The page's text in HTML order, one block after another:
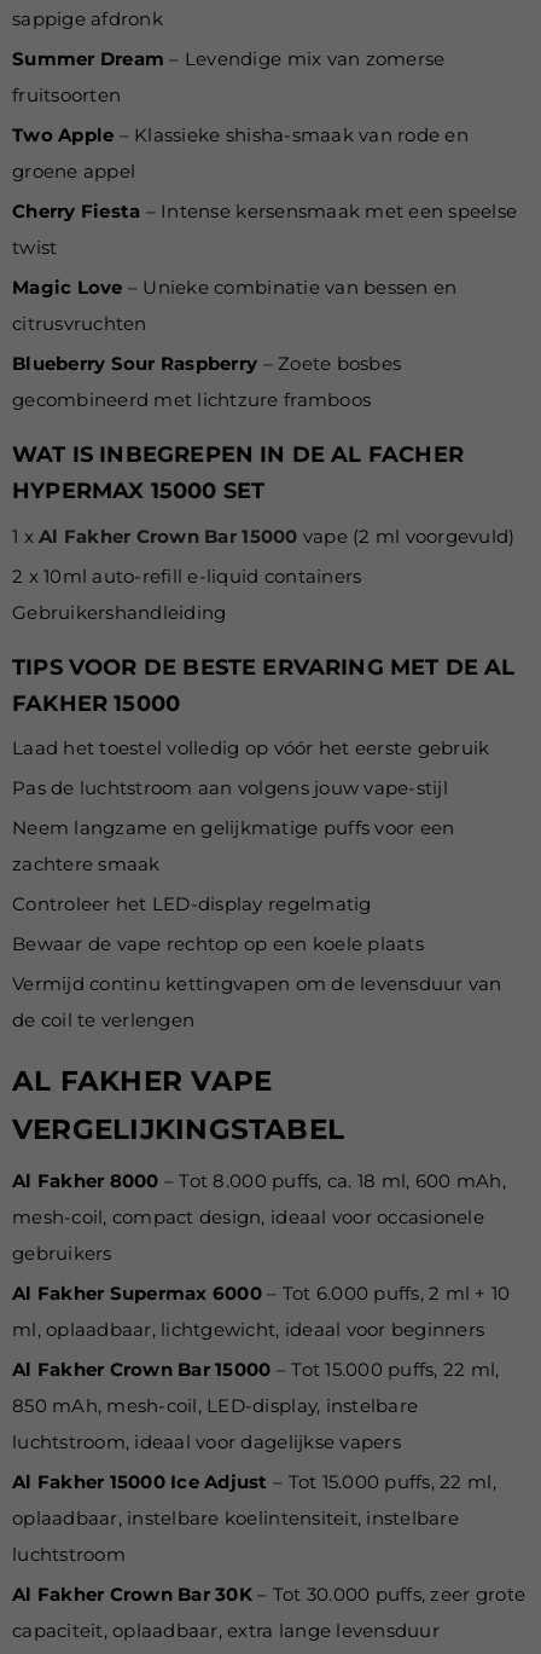
sappige afdronk
Summer Dream – Levendige mix van zomerse
fruitsoorten
Two Apple – Klassieke shisha-smaak van rode en
groene appel
Cherry Fiesta – Intense kersensmaak met een speelse
twist
Magic Love – Unieke combinatie van bessen en
citrusvruchten
Blueberry Sour Raspberry – Zoete bosbes
gecombineerd met lichtzure framboos
WAT IS INBEGREPEN IN DE AL FACHER
HYPERMAX 15000 SET
1 xAl Fakher Crown Bar 15000 vape (2 ml voorgevuld)
2 x 10ml auto-refill e-liquid containers
Gebruikershandleiding
TIPS VOOR DE BESTE ERVARING MET DE AL
FAKHER 15000
Laad het toestel volledig op vóór het eerste gebruik
Pas de luchtstroom aan volgens jouw vape-stijl
Neem langzame en gelijkmatige puffs voor een
zachtere smaak
Controleer het LED-display regelmatig
Bewaar de vape rechtop op een koele plaats
Vermijd continu kettingvapen om de levensduur van
de coil te verlengen
AL FAKHER VAPE
VERGELIJKINGSTABEL
Al Fakher 8000 – Tot 8.000 puffs, ca. 18 ml, 600 mAh,
mesh-coil, compact design, ideaal voor occasionele
gebruikers
Al Fakher Supermax 6000– Tot 6.000 puffs, 2 ml + 10
ml, oplaadbaar, lichtgewicht, ideaal voor beginners
Al Fakher Crown Bar 15000 – Tot 15.000 puffs, 22 ml,
850 mAh, mesh-coil, LED-display, instelbare
luchtstroom, ideaal voor dagelijkse vapers
Al Fakher 15000 Ice Adjust – Tot 15.000 puffs, 22 ml,
oplaadbaar, instelbare koelintensiteit, instelbare
luchtstroom
Al Fakher Crown Bar 30K– Tot 30.000 puffs, zeer grote
capaciteit, oplaadbaar, extra lange levensduur